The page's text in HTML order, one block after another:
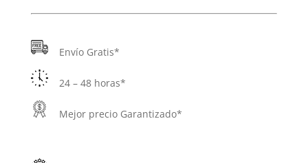
Envío Gratis*
24 – 48 horas*
Mejor precio Garantizado*